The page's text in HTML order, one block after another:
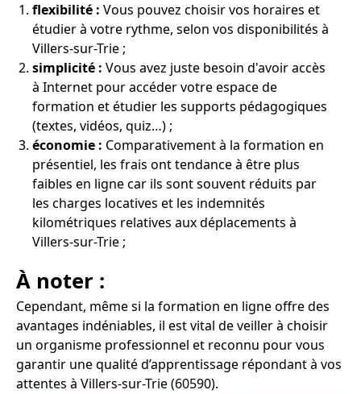
flexibilité : Vous pouvez choisir vos horaires et
étudier à votre rythme, selon vos disponibilités à
Villers-sur-Trie ;
simplicité : Vous avez juste besoin d'avoir accès
à Internet pour accéder votre espace de
formation et étudier les supports pédagogiques
(textes, vidéos, quiz…) ;
économie : Comparativement à la formation en
présentiel, les frais ont tendance à être plus
faibles en ligne car ils sont souvent réduits par
les charges locatives et les indemnités
kilométriques relatives aux déplacements à
Villers-sur-Trie ;
À noter :
Cependant, même si la formation en ligne offre des
avantages indéniables, il est vital de veiller à choisir
un organisme professionnel et reconnu pour vous
garantir une qualité d’apprentissage répondant à vos
attentes à Villers-sur-Trie (60590).